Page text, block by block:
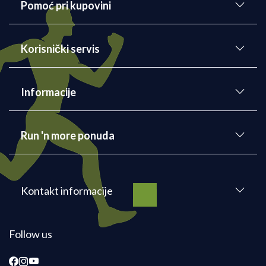
Pomoć pri kupovini
Korisnički servis
Informacije
Run 'n more ponuda
Kontakt informacije
Follow us